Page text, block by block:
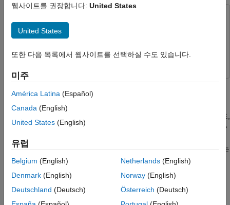
심층 신경망 가져오기 및 구축하기
이 페이지 내용
영상 읽어 들이기
영상 크기를 조정한 후 분류하기
상위 예측 표시하기
Deep Learning Toolbox
Learning Toolbox Model for GoogLeNet Network
이 예제에서는 사전 훈련된 심층 컨벌루션 신경망 GoogLeNet을
사용하여 영상을 분류하는 방법을 보여줍니다.
1백만 개가 넘는 영상에 대해 훈련된 GoogLeNet은 영상을 키보드,
커피 머그잔, 연필, 각종 동물 등 1,000가지 사물 범주로 분류할 수
있습니다. 이 신경망은 다양한 영상을 대표하는 다양한 특징을
학습했습니다. 이 신경망은 영상을 입력값으로 받아서 영상에 있는
사물에 대한 레이블과 각 사물 범주의 확률을 출력합니다.
사전 훈련된 신경망 불러오기
함수를 사용하여 사전 훈련된
웹사이트를 권장합니다: United States
United States
또한 다음 목록에서 웹사이트를 선택하실 수도 있습니다.
미주
América Latina (Español)
Canada (English)
United States (English)
유럽
Belgium (English)
Denmark (English)
Deutschland (Deutsch)
Netherlands(English)
Norway(English)
Österreich (Deutsch)